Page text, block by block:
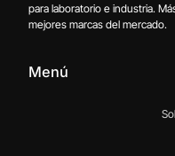
para laboratorio e industria.
mejores marcas del mercado.
Menú